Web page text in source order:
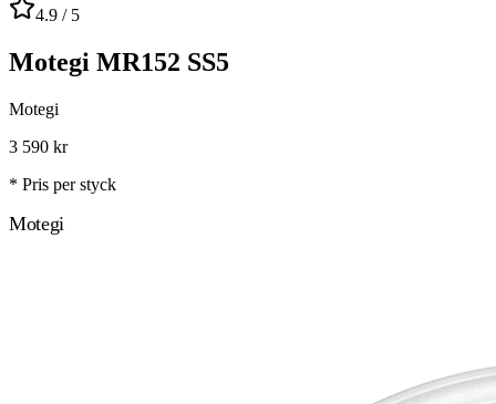
4.9 / 5
Motegi MR152 SS5
Motegi
3 590 kr
* Pris per styck
Motegi